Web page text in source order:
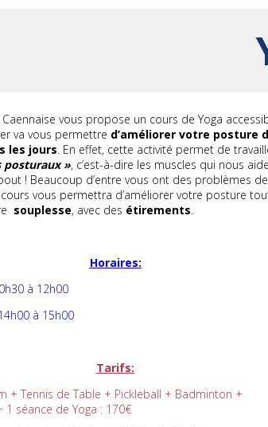
Caennaise vous propose un cours de Yoga
va vous permettre d’améliorer votre posture
les jours. En effet, cette activité permet de
posturaux », c’est-à-dire les muscles qui nous
! Beaucoup d’entre vous ont des problèmes
vous permettra d’améliorer votre posture
souplesse, avec des étirements.
Horaires:
à 12h00
à 15h00
Tarifs:
+ Tennis de Table + Pickleball + Badminton +
1 séance de Yoga : 170€